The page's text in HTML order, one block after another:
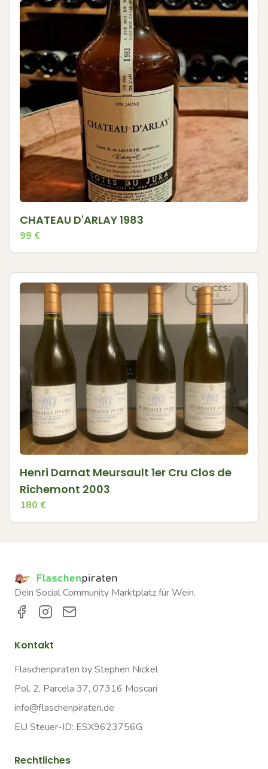
CHATEAU D'ARLAY 1983
99 €
Henri Darnat Meursault 1er Cru Clos de
Richemont 2003
180 €
Dein Social Community Marktplatz für Wein.
Kontakt
Flaschenpiraten by Stephen Nickel
Pol. 2, Parcela 37, 07316 Moscari
info@flaschenpiraten.de
EU Steuer-ID: ESX9623756G
Rechtliches